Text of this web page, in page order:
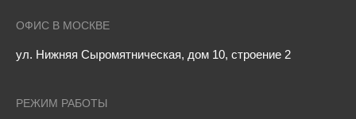
ОФИС В МОСКВЕ
ул. Нижняя Сыромятническая, дом 10, строение 2
РЕЖИМ РАБОТЫ